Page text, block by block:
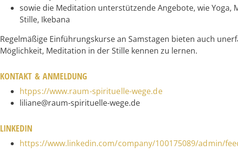
sowie die Meditation unterstützende Angebote, wie Yoga,
Stille, Ikebana
Regelmäßige Einführungskurse an Samstagen bieten auch
Möglichkeit, Meditation in der Stille kennen zu lernen.
KONTAKT & ANMELDUNG
htpps://www.raum-spirituelle-wege.de
liliane@raum-spirituelle-wege.de
LINKEDIN
https://www.linkedin.com/company/100175089/admin/